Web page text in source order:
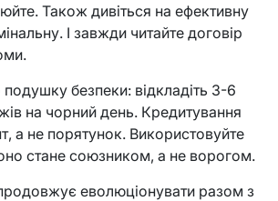
Також дивіться на ефективну
І завжди читайте договір
безпеки: відкладіть 3-6
на чорний день. Кредитування
а не порятунок. Використовуйте
стане союзником, а не ворогом.
еволюціонувати разом з